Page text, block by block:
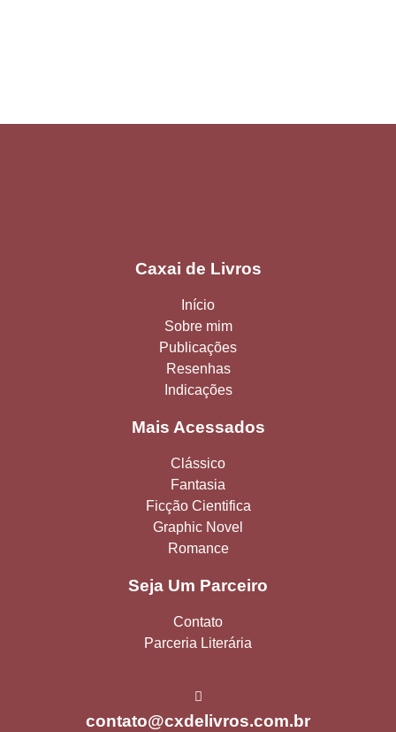
Caxai de Livros
Início
Sobre mim
Publicações
Resenhas
Indicações
Mais Acessados
Clássico
Fantasia
Ficção Cientifica
Graphic Novel
Romance
Seja Um Parceiro
Contato
Parceria Literária
contato@cxdelivros.com.br